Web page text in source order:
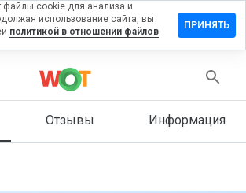
Отзывы Информация
файлы cookie для анализа и
использование сайта, вы
политикой в отношении файлов
ПРИНЯТЬ